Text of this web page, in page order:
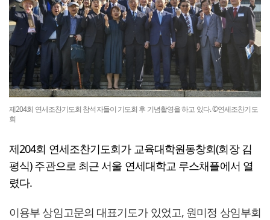
제204회 연세조찬기도회 참석자들이 기도회 후 기념촬영을 하고 있다. ©연세조찬기도
회
제204회 연세조찬기도회가 교육대학원동창회(회장 김
평식) 주관으로 최근 서울 연세대학교 루스채플에서 열
렸다.
이용부 상임고문의 대표기도가 있었고, 원미정 상임부회